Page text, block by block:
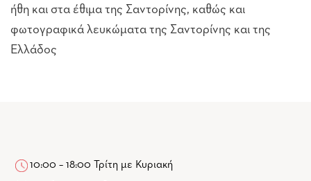
ήθη και στα έθιμα της Σαντορίνης, καθώς και
φωτογραφικά λευκώματα της Σαντορίνης και της
Ελλάδος
10:00 – 18:00 Τρίτη με Κυριακή